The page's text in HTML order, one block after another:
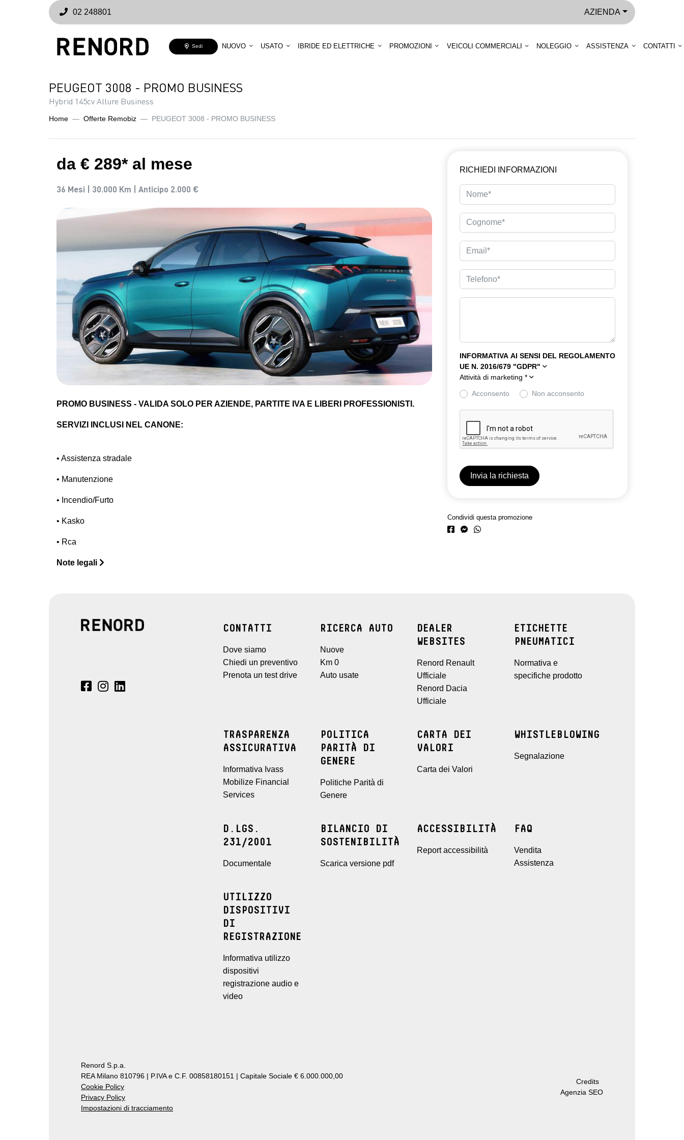
02 248801 AZIENDA
Sedi NUOVO USATO IBRIDE ED ELETTRICHE PROMOZIONI VEICOLI COMMERCIALI NOLEGGIO ASSISTENZA CONTATTI
PEUGEOT 3008 - PROMO BUSINESS
Hybrid 145cv Allure Business
Home Offerte Remobiz PEUGEOT 3008 - PROMO BUSINESS
da € 289* al mese
36 Mesi | 30.000 Km | Anticipo 2.000 €
PROMO BUSINESS - VALIDA SOLO PER AZIENDE, PARTITE IVA E LIBERI PROFESSIONISTI.
SERVIZI INCLUSI NEL CANONE:
• Assistenza stradale
• Manutenzione
• Incendio/Furto
• Kasko
• Rca
Note legali
RICHIEDI INFORMAZIONI
INFORMATIVA AI SENSI DEL REGOLAMENTO
UE N. 2016/679 "GDPR"
Attività di marketing *
Acconsento Non acconsento
Condividi questa promozione
CONTATTI
Dove siamo
Chiedi un preventivo
Prenota un test drive
RICERCA AUTO
Nuove
Km 0
Auto usate
DEALER
WEBSITES
Renord Renault
Ufficiale
Renord Dacia
Ufficiale
ETICHETTE
PNEUMATICI
Normativa e
specifiche prodotto
TRASPARENZA
ASSICURATIVA
Informativa Ivass
Mobilize Financial
Services
POLITICA
PARITÀ DI
GENERE
Politiche Parità di
Genere
CARTA DEI
VALORI
Carta dei Valori
WHISTLEBLOWING
Segnalazione
D.LGS.
231/2001
Documentale
BILANCIO DI
SOSTENIBILITÀ
Scarica versione pdf
ACCESSIBILITÀ
Report accessibilità
FAQ
Vendita
Assistenza
UTILIZZO
DISPOSITIVI
DI
REGISTRAZIONE
Informativa utilizzo
dispositivi
registrazione audio e
video
Renord S.p.a.
REA Milano 810796 | P.IVA e C.F. 00858180151 | Capitale Sociale € 6.000.000,00
Cookie Policy
Privacy Policy
Impostazioni di tracciamento
Credits
Agenzia SEO